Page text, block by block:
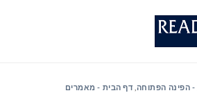
- הפינה הפתוחה דף הבית - מאמרים